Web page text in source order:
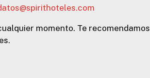
momento. Te